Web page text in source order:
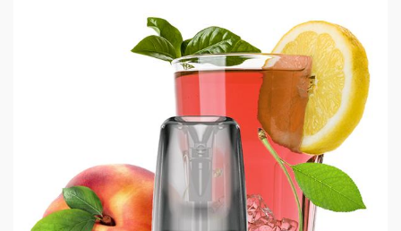
Die Batteriekapazität der ELFA beträgt 500mAh.
Ein Prefilled Pod ist mit 2ml befüllt, welches in
Kombination für die gewohnten 600 Züge ausreicht.
Größe: 16x108,2 mm
E-Liquid Kapazität: 2ml